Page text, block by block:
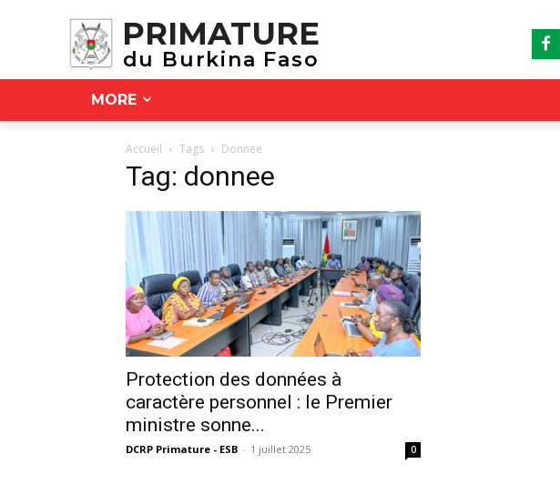
PRIMATURE
du Burkina Faso
MORE
Accueil Tags Donnee
Tag: donnee
Protection des données à
caractère personnel : le Premier
ministre sonne...
DCRP Primature - ESB - 1 juillet 2025 0